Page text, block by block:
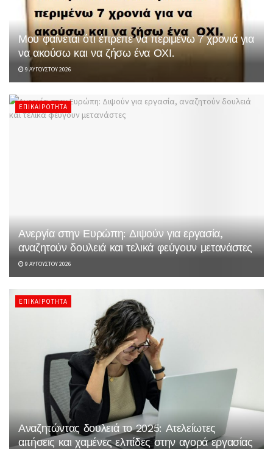
Μου φαίνεται ότι έπρεπε να περιμένω 7 χρονιά για
να ακούσω και να ζήσω ένα ΟΧΙ.
9 ΑΥΓΟΎΣΤΟΥ 2026
ΕΠΙΚΑΙΡΌΤΗΤΑ
Ανεργία στην Ευρώπη: Διψούν για εργασία,
αναζητούν δουλειά και τελικά φεύγουν μετανάστες
9 ΑΥΓΟΎΣΤΟΥ 2026
ΕΠΙΚΑΙΡΌΤΗΤΑ
Αναζητώντας δουλειά το 2025: Ατελείωτες
αιτήσεις και χαμένες ελπίδες στην αγορά εργασίας